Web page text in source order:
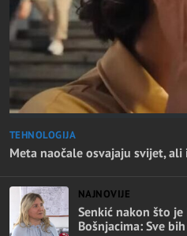
TEHNOLOGIJA
Meta naočale osvajaju svijet,
NAJNOVIJE
Senkić nakon što
Bošnjacima: Sve